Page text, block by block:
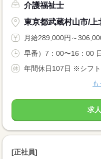
介護福祉士
東京都武蔵村山市/上
月給289,000円～
早番）7：00〜16：00
年間休日107日 ※シフト
も
求
[正社員]